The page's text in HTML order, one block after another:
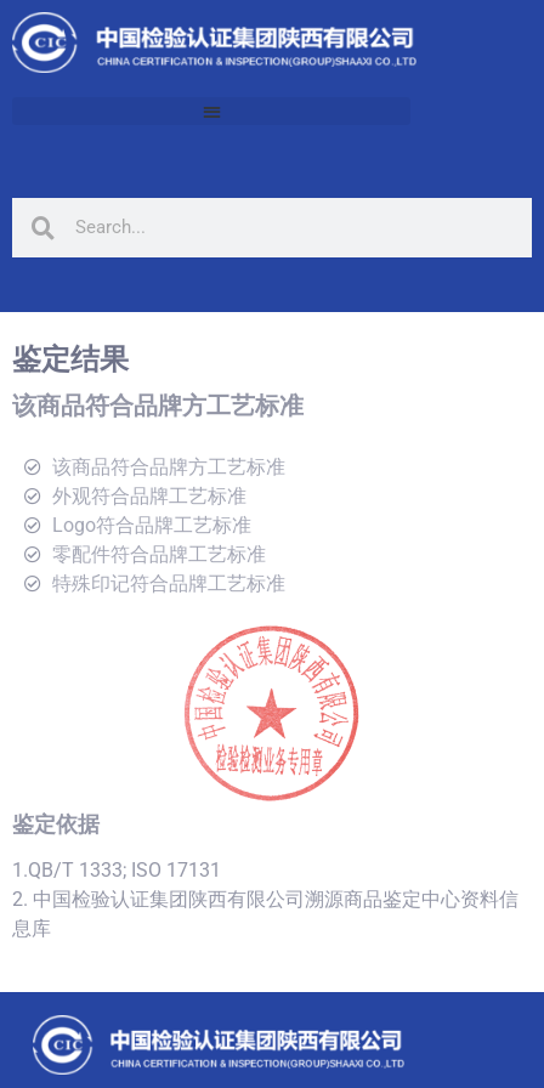
鉴定结果
该商品符合品牌方工艺标准
该商品符合品牌方工艺标准
外观符合品牌工艺标准
Logo符合品牌工艺标准
零配件符合品牌工艺标准
特殊印记符合品牌工艺标准
鉴定依据
1.QB/T 1333; ISO 17131
2. 中国检验认证集团陕西有限公司溯源商品鉴定中心资料信
息库